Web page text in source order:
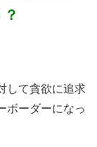
して貪欲に追求
ボーダーになっ